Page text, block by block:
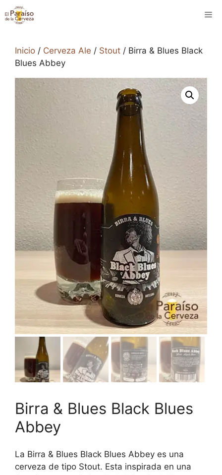
Saltar
al
Inicio / Cerveza Ale / Stout / Birra & Blues Black
Blues Abbey
Birra & Blues Black Blues
Abbey
La Birra & Blues Black Blues Abbey es una
cerveza de tipo Stout. Esta inspirada en una